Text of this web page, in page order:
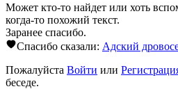
Может кто-то найдет или хоть
когда-то похожий текст.
Заранее спасибо.
Спасибо сказали: Адский
Пожалуйста Войти или
беседе.